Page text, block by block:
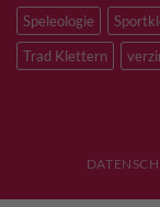
Speleologie
Trad Klettern